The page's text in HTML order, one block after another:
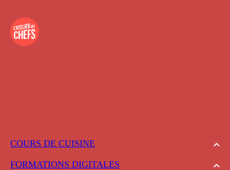
COURS DE CUISINE
FORMATIONS DIGITALES